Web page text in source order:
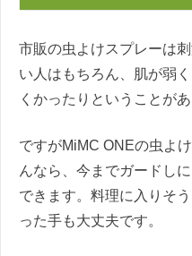
市販の虫よけスプレーは
い人はもちろん、肌が弱
くかったりということがあ
ですがMiMC ONEの虫よ
んなら、今までガードし
できます。料理に入りそ
った手も大丈夫です。